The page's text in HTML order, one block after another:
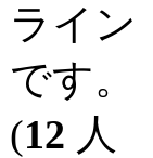
ライン
です。
(12 人